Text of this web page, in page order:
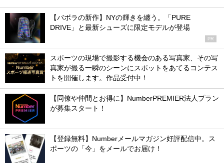
【バボラの新作】NYの輝きを纏う。「PURE
DRIVE」と最新シューズに限定モデルが登場
PR
スポーツの現場で撮影する機会のある写真家、その写
真家が撮る一瞬のシーンにスポットをあてるコンテス
トを開催します。作品受付中！
【同僚や仲間とお得に】NumberPREMIER法人プラン
が募集スタート！
【登録無料】Numberメールマガジン好評配信中。ス
ポーツの「今」をメールでお届け！